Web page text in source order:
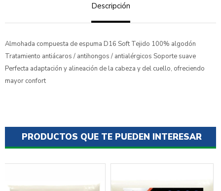
Descripción
Almohada compuesta de espuma D16 Soft Tejido 100% algodón
Tratamiento antiácaros / antihongos / antialérgicos Soporte suave
Perfecta adaptación y alineación de la cabeza y del cuello, ofreciendo
mayor confort
PRODUCTOS QUE TE PUEDEN INTERESAR